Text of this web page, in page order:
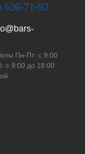
526-71-92
Пн-Пт: с 9:00
с 9:00 до 18:00